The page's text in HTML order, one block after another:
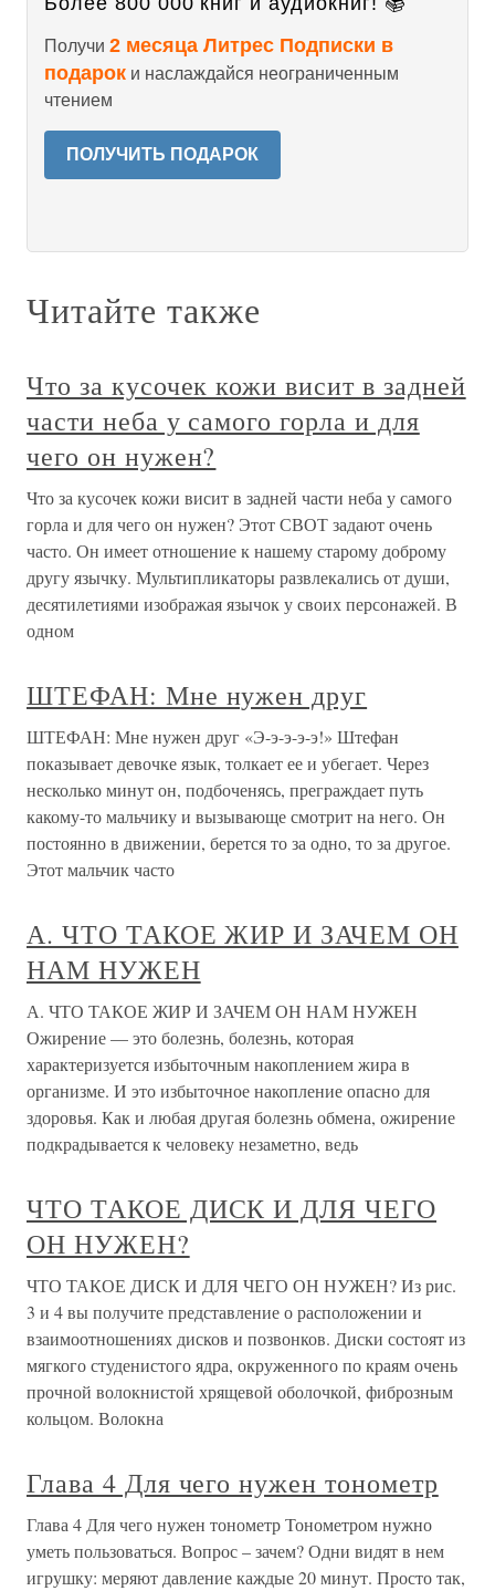
Получи 2 месяца Литрес Подписки в
подарок и наслаждайся неограниченным
чтением
ПОЛУЧИТЬ ПОДАРОК
Читайте также
Что за кусочек кожи висит в задней
части неба у самого горла и для
чего он нужен?
Что за кусочек кожи висит в задней части неба у самого
горла и для чего он нужен? Этот СВОТ задают очень
часто. Он имеет отношение к нашему старому доброму
другу язычку. Мультипликаторы развлекались от души,
десятилетиями изображая язычок у своих персонажей. В
одном
ШТЕФАН: Мне нужен друг
ШТЕФАН: Мне нужен друг «Э-э-э-э-э!» Штефан
показывает девочке язык, толкает ее и убегает. Через
несколько минут он, подбоченясь, преграждает путь
какому-то мальчику и вызывающе смотрит на него. Он
постоянно в движении, берется то за одно, то за другое.
Этот мальчик часто
А. ЧТО ТАКОЕ ЖИР И ЗАЧЕМ ОН
НАМ НУЖЕН
А. ЧТО ТАКОЕ ЖИР И ЗАЧЕМ ОН НАМ НУЖЕН
Ожирение — это болезнь, болезнь, которая
характеризуется избыточным накоплением жира в
организме. И это избыточное накопление опасно для
здоровья. Как и любая другая болезнь обмена, ожирение
подкрадывается к человеку незаметно, ведь
ЧТО ТАКОЕ ДИСК И ДЛЯ ЧЕГО
ОН НУЖЕН?
ЧТО ТАКОЕ ДИСК И ДЛЯ ЧЕГО ОН НУЖЕН? Из рис.
3 и 4 вы получите представление о расположении и
взаимоотношениях дисков и позвонков. Диски состоят из
мягкого студенистого ядра, окруженного по краям очень
прочной волокнистой хрящевой оболочкой, фиброзным
кольцом. Волокна
Глава 4 Для чего нужен тонометр
Глава 4 Для чего нужен тонометр Тонометром нужно
уметь пользоваться. Вопрос – зачем? Одни видят в нем
игрушку: меряют давление каждые 20 минут. Просто так,